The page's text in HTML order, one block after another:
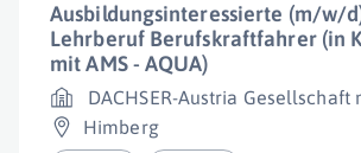
Ausbildungsinteressierte (m/w/
Lehrberuf Berufskraftfahrer (in
mit AMS - AQUA)
DACHSER-Austria Gesellschaft
Himberg